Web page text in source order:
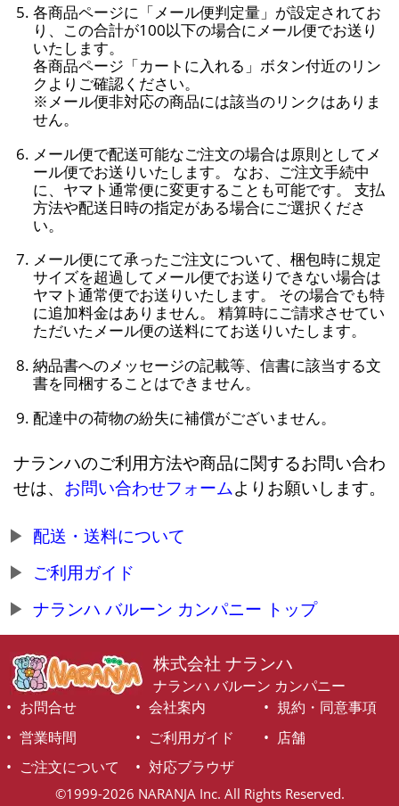
各商品ページに「メール便判定量」が設定されてお
り、この合計が100以下の場合にメール便でお送り
いたします。
各商品ページ「カートに入れる」ボタン付近のリン
クよりご確認ください。
※メール便非対応の商品には該当のリンクはありま
せん。
メール便で配送可能なご注文の場合は原則としてメ
ール便でお送りいたします。 なお、ご注文手続中
に、ヤマト通常便に変更することも可能です。 支払
方法や配送日時の指定がある場合にご選択くださ
い。
メール便にて承ったご注文について、梱包時に規定
サイズを超過してメール便でお送りできない場合は
ヤマト通常便でお送りいたします。 その場合でも特
に追加料金はありません。 精算時にご請求させてい
ただいたメール便の送料にてお送りいたします。
納品書へのメッセージの記載等、信書に該当する文
書を同梱することはできません。
配達中の荷物の紛失に補償がございません。
ナランハのご利用方法や商品に関するお問い合わ
せは、 お問い合わせフォームよりお願いします。
配送・送料について
ご利用ガイド
ナランハ バルーン カンパニー トップ
株式会社 ナランハ
ナランハ バルーン カンパニー
お問合せ
会社案内
規約・同意事項
営業時間
ご利用ガイド
店舗
ご注文について
対応ブラウザ
©1999-2026 NARANJA Inc. All Rights Reserved.